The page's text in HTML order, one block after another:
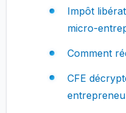
Impôt
micro-
Comment
CFE